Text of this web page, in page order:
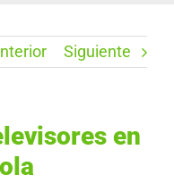
Siguiente
en